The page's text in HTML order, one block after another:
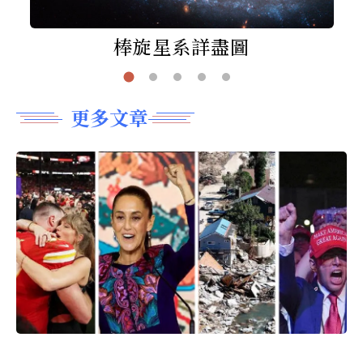
棒旋星系詳盡圖
更多文章